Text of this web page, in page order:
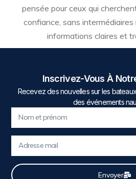
pensée pour ceux qui
confiance, sans
informations claires et
Inscrivez-Vous À
Recevez des nouvelles sur les
des événements
Envoyer